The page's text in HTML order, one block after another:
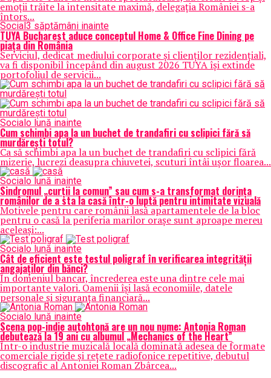
emoții trăite la intensitate maximă, delegația României s-a
întors...
Social 3 săptămâni inainte
TUYA Bucharest aduce conceptul Home & Office Fine Dining pe
piața din România
Serviciul, dedicat mediului corporate și clienților rezidențiali,
va fi disponibil începând din august 2026 TUYA își extinde
portofoliul de servicii...
Social o lună inainte
Cum schimbi apa la un buchet de trandafiri cu sclipici fără să
murdărești totul?
Ca să schimbi apa la un buchet de trandafiri cu sclipici fără
mizerie, lucrezi deasupra chiuvetei, scuturi întâi ușor floarea...
Social o lună inainte
Sindromul „curții la comun” sau cum s-a transformat dorința
românilor de a sta la casă într-o luptă pentru intimitate vizuală
Motivele pentru care românii lasă apartamentele de la bloc
pentru o casă la periferia marilor orașe sunt aproape mereu
aceleași:...
Social o lună inainte
Cât de eficient este testul poligraf în verificarea integrității
angajaților din bănci?
În domeniul bancar, încrederea este una dintre cele mai
importante valori. Oamenii își lasă economiile, datele
personale și siguranța financiară...
Social o lună inainte
Scena pop-indie autohtonă are un nou nume: Antonia Roman
debutează la 19 ani cu albumul „Mechanics of the Heart”
Într-o industrie muzicală locală dominată adesea de formate
comerciale rigide și rețete radiofonice repetitive, debutul
discografic al Antoniei Roman Zbârcea...